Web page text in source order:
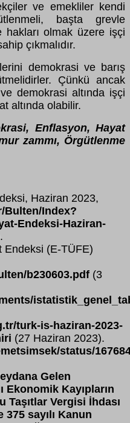
ve emekliler kendi
başta grevle
hakları olmak üzere işçi
çıkmalıdır.
demokrasi ve barış
Çünkü ancak
demokrasi altında işçi
altında olabilir.
Enflasyon, Hayat
zammı, Örgütlenme
Haziran 2023,
Bulten/Index?
Endeksi-Haziran-
Endeksi (E-TÜFE)
b230603.pdf (3
turk-is-haziran-2023-
(27 Haziran 2023).
status/
Gelen
Ekonomik Kayıpların
Vergisi İhdası
sayılı Kanun